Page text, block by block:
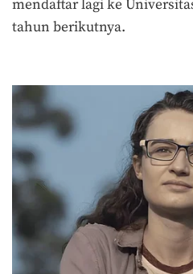
mendaftar lagi ke
tahun berikutnya.